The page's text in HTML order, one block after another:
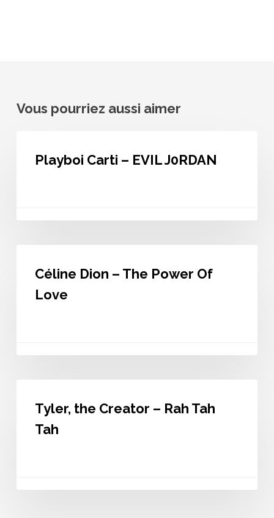
Vous pourriez aussi aimer
Playboi Carti – EVIL J0RDAN
Power
Céline Dion – The Power Of
Love
CreatorTyler, the Creator – Rah Tah
Tah